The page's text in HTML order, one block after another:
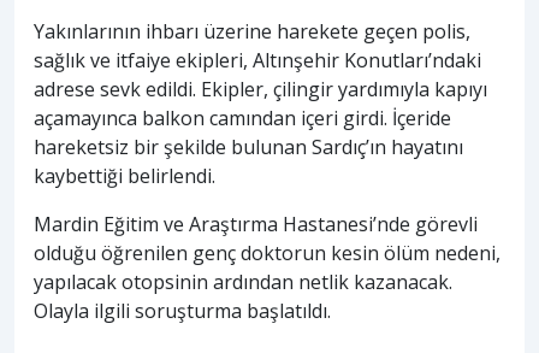
Yakınlarının ihbarı üzerine harekete geçen polis,
sağlık ve itfaiye ekipleri, Altınşehir Konutları’ndaki
adrese sevk edildi. Ekipler, çilingir yardımıyla kapıyı
açamayınca balkon camından içeri girdi. İçeride
hareketsiz bir şekilde bulunan Sardıç’ın hayatını
kaybettiği belirlendi.
Mardin Eğitim ve Araştırma Hastanesi’nde görevli
olduğu öğrenilen genç doktorun kesin ölüm nedeni,
yapılacak otopsinin ardından netlik kazanacak.
Olayla ilgili soruşturma başlatıldı.